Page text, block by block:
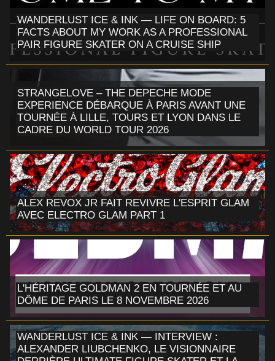
WANDERLUST ICE & INK — LIFE ON BOARD: 5
FACTS ABOUT MY WORK AS A PROFESSIONAL
PAIR FIGURE SKATER ON A CRUISE SHIP
STRANGELOVE – THE DEPECHE MODE
EXPERIENCE DÉBARQUE À PARIS AVANT UNE
TOURNÉE À LILLE, TOURS ET LYON DANS LE
CADRE DU WORLD TOUR 2026
ALEX REVOX JR FAIT REVIVRE L'ESPRIT GLAM
AVEC ELECTRO GLAM PART 1
L'HÉRITAGE GOLDMAN 2 EN TOURNÉE ET AU
DÔME DE PARIS LE 8 NOVEMBRE 2026
WANDERLUST ICE & INK — INTERVIEW :
ALEXANDER LIUBCHENKO, LE VISIONNAIRE